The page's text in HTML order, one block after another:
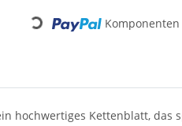
Loading...
hochwertiges Kettenblatt, das